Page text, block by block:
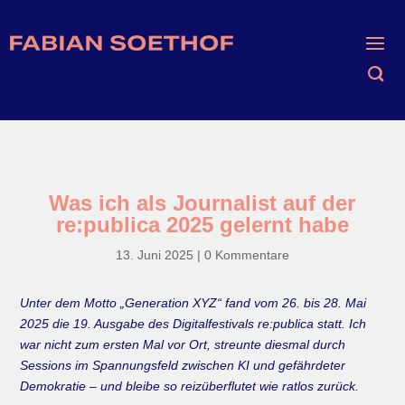
Was ich als Journalist auf der
re:publica 2025 gelernt habe
13. Juni 2025 | 0 Kommentare
Unter dem Motto „Generation XYZ“ fand vom 26. bis 28. Mai
2025 die 19. Ausgabe des Digitalfestivals re:publica statt. Ich
war nicht zum ersten Mal vor Ort, streunte diesmal durch
Sessions im Spannungsfeld zwischen KI und gefährdeter
Demokratie – und bleibe so reizüberflutet wie ratlos zurück.